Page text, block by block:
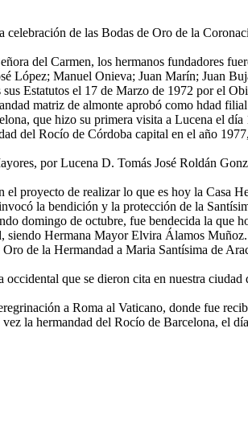
de las Bodas de Oro de la
del Carmen, los hermanos fundadores
López; Manuel Onieva; Juan Marín; Juan
Estatutos el 17 de Marzo de 1972 por el
matriz de almonte aprobó como hdad
que hizo su primera visita a Lucena el
del Rocío de Córdoba capital en el año
por Lucena D. Tomás José Roldán
proyecto de realizar lo que es hoy la Casa
la bendición y la protección de la
domingo de octubre, fue bendecida la que
siendo Hermana Mayor Elvira Álamos Muñoz.
de la Hermandad a Maria Santísima de
que se dieron cita en nuestra
a Roma al Vaticano, donde fue
la hermandad del Rocío de Barcelona, el